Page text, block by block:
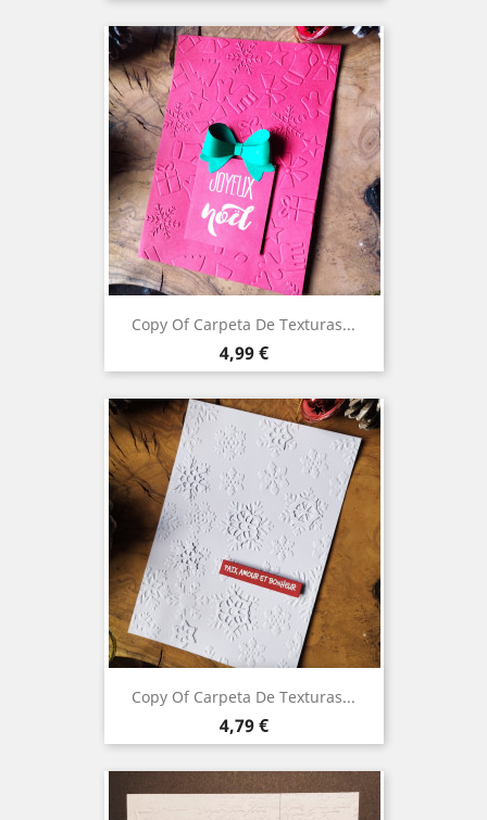
Copy Of Carpeta De Texturas...
Precio
4,99 €
Copy Of Carpeta De Texturas...
Precio
4,79 €